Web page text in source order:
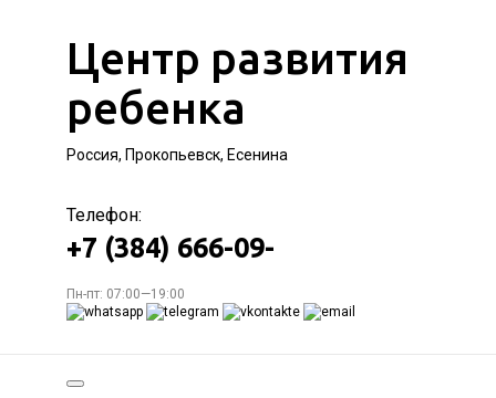
Центр развития
ребенка
Россия, Прокопьевск, Есенина
Телефон:
+7 (384) 666-09-
Пн-пт: 07:00—19:00